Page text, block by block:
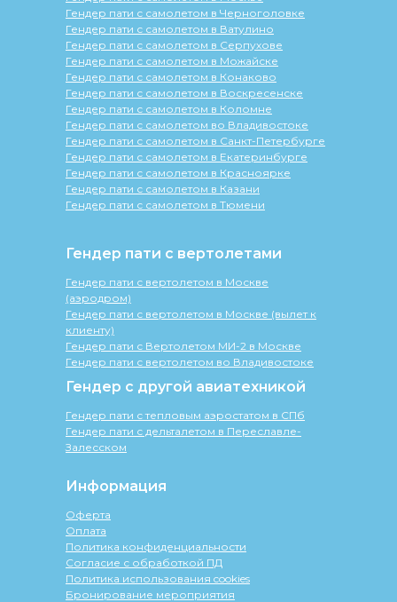
Гендер пати с вертолетами
Гендер с другой авиатехникой
Информация
Гендер пати с вертолетом в Москве
(аэродром)
Гендер пати с вертолетом в Москве (вылет к
клиенту)
Гендер пати с Вертолетом МИ-2 в Москве
Гендер пати с вертолетом во Владивостоке
Гендер пати с тепловым аэростатом в СПб
Гендер пати с дельталетом в Переславле-
Залесском
Гендер пати с самолетом в Черноголовке
Гендер пати с самолетом в Ватулино
Гендер пати с самолетом в Серпухове
Гендер пати с самолетом в Можайске
Гендер пати с самолетом в Конаково
Гендер пати с самолетом в Воскресенске
Гендер пати с самолетом в Коломне
Гендер пати с самолетом во Владивостоке
Гендер пати с самолетом в Санкт-Петербурге
Гендер пати с самолетом в Екатеринбурге
Гендер пати с самолетом в Красноярке
Гендер пати с самолетом в Казани
Гендер пати с самолетом в Тюмени
Оферта
Оплата
Политика конфиденциальности
Согласие с обработкой ПД
Политика использования cookies
Бронирование мероприятия